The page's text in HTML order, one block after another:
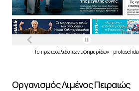
Τα πρωτοσέλιδα τωνεφημερίδων- protoselida
Οργανισμός Λιμένος Πειραιώς